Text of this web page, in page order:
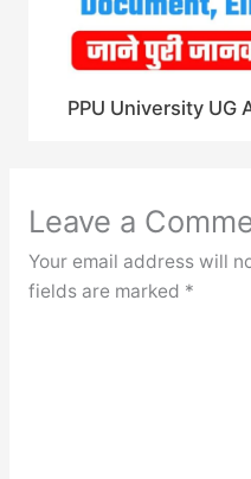
PPU University UG
Leave a
Your email address will
fields are marked *